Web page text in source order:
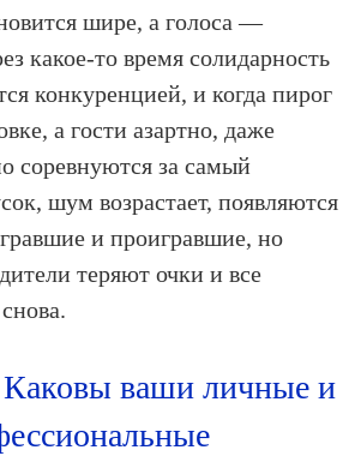
шире, а голоса —
какое-то время солидарность
конкуренцией, и когда пирог
а гости азартно, даже
соревнуются за самый
шум возрастает, появляются
и проигравшие, но
теряют очки и все
ваши личные и